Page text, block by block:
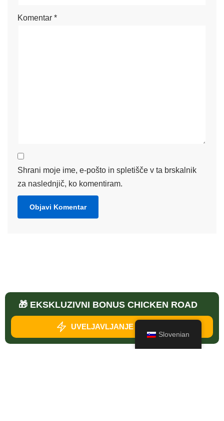
Komentar *
Shrani moje ime, e-pošto in spletišče v ta brskalnik
za naslednjič, ko komentiram.
Chicken Road Black Friday - Najboljši Bonusi (2026)
BoomEggs Mnenja
Slovenian
🎁 EKSKLUZIVNI BONUS CHICKEN ROAD
UVELJAVLJANJE BONUSA